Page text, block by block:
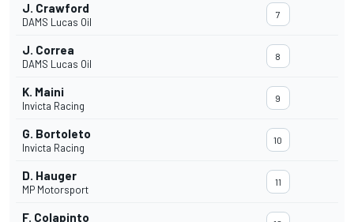
J. Crawford
DAMS Lucas Oil
7
J. Correa
DAMS Lucas Oil
8
K. Maini
Invicta Racing
9
G. Bortoleto
Invicta Racing
10
D. Hauger
MP Motorsport
11
F. Colapinto